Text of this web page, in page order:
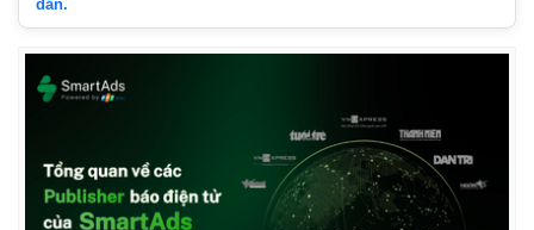
Cuộc sống đó đây
dẫn.